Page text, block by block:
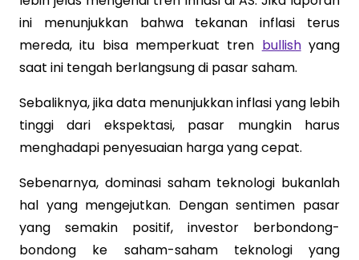
ini menunjukkan bahwa tekanan inflasi terus
mereda, itu bisa memperkuat tren bullishyang
saat ini tengah berlangsung di pasar saham.
Sebaliknya, jika data menunjukkan inflasi yang lebih
tinggi dari ekspektasi, pasar mungkin harus
menghadapi penyesuaian harga yang cepat.
Sebenarnya, dominasi saham teknologi bukanlah
hal yang mengejutkan. Dengan sentimen pasar
yang semakin positif, investor berbondong-
bondong ke saham-saham teknologi yang